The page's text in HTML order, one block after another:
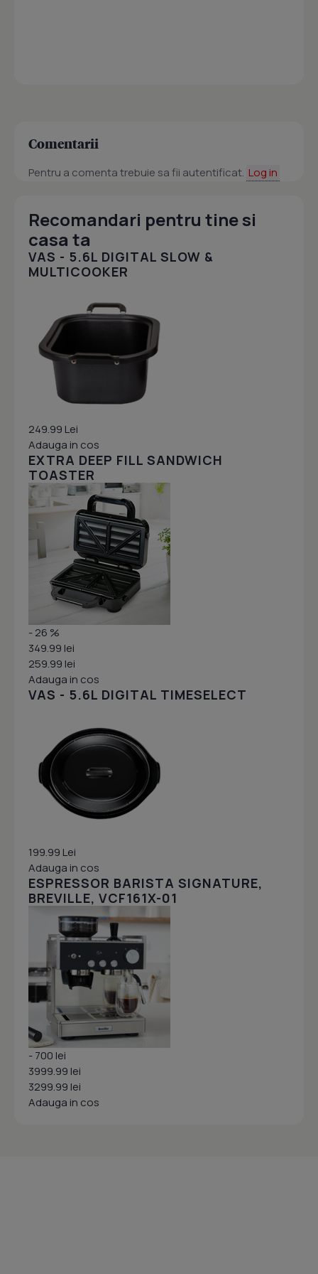
Comentarii
Pentru a comenta trebuie sa fii autentificat. Log in
Recomandari pentru tine si
casa ta
VAS - 5.6L DIGITAL SLOW &
MULTICOOKER
249.99 Lei
Adauga in cos
EXTRA DEEP FILL SANDWICH
TOASTER
- 26 %
349.99 lei
259.99 lei
Adauga in cos
VAS - 5.6L DIGITAL TIMESELECT
199.99 Lei
Adauga in cos
ESPRESSOR BARISTA SIGNATURE,
BREVILLE, VCF161X-01
- 700 lei
3999.99 lei
3299.99 lei
Adauga in cos